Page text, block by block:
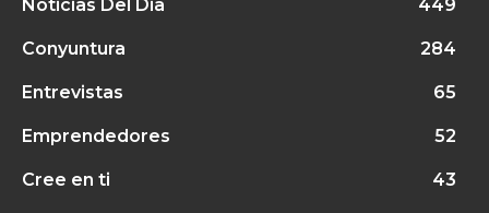
Noticias Del Dia 449
Conyuntura 284
Entrevistas 65
Emprendedores 52
Cree en ti 43